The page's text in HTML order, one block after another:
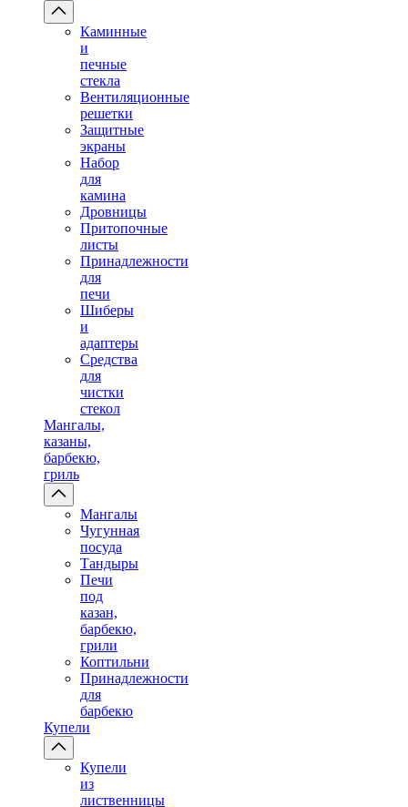
Каминные
и
печные
стекла
Вентиляционные
решетки
Защитные
экраны
Набор
для
камина
Дровницы
Притопочные
листы
Принадлежности
для
печи
Шиберы
и
адаптеры
Средства
для
чистки
стекол
Мангалы,
казаны,
барбекю,
гриль
Мангалы
Чугунная
посуда
Тандыры
Печи
под
казан,
барбекю,
грили
Коптильни
Принадлежности
для
барбекю
Купели
Купели
из
лиственницы